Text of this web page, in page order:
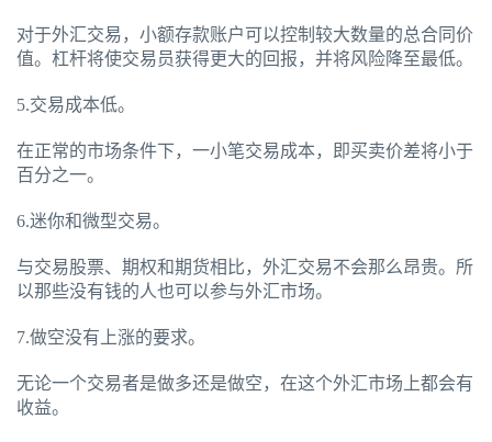
对于外汇交易，小额存款账户可以控制较大数量的总合同价
值。杠杆将使交易员获得更大的回报，并将风险降至最低。
5.交易成本低。
在正常的市场条件下，一小笔交易成本，即买卖价差将小于
百分之一。
6.迷你和微型交易。
与交易股票、期权和期货相比，外汇交易不会那么昂贵。所
以那些没有钱的人也可以参与外汇市场。
7.做空没有上涨的要求。
无论一个交易者是做多还是做空，在这个外汇市场上都会有
收益。